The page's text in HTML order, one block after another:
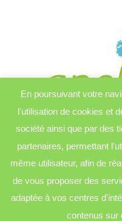
© École Sainte
En poursuivant votre
l'utilisation de cookies et
société ainsi que par des
partenaires, permettant
même utilisateur, afin de
de vous proposer des
adaptée à vos centres
contenus sur